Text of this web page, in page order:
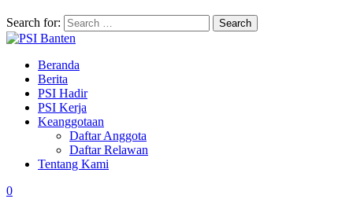
Search for:
Beranda
Berita
PSI Hadir
PSI Kerja
Keanggotaan
Daftar Anggota
Daftar Relawan
Tentang Kami
0